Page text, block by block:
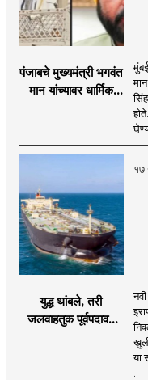
पंजाबचे मुख्यमंत्री भगवंत
मान यांच्यावर धार्मिक
खळबळ
१७
युद्ध थांबले, तरी
जलवाहतुक पूर्वपदावर
या